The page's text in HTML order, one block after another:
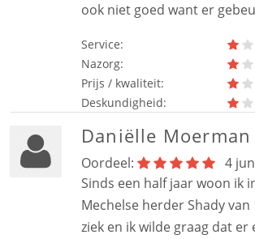
ook niet goed want er
Service:
Nazorg:
Prijs / kwaliteit:
Deskundigheid:
Daniëlle Moerman
Oordeel:
4
Sinds een half jaar woon ik
Mechelse herder Shady van
ziek en ik wilde graag dat